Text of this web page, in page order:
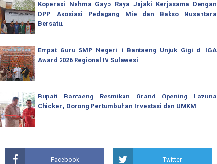
Koperasi Nahma Gayo Raya Jajaki Kerjasama Dengan
DPP Asosiasi Pedagang Mie dan Bakso Nusantara
Bersatu.
Empat Guru SMP Negeri 1 Bantaeng Unjuk Gigi di IGA
Award 2026 Regional IV Sulawesi
Bupati Bantaeng Resmikan Grand Opening Lazuna
Chicken, Dorong Pertumbuhan Investasi dan UMKM
Facebook Twitter